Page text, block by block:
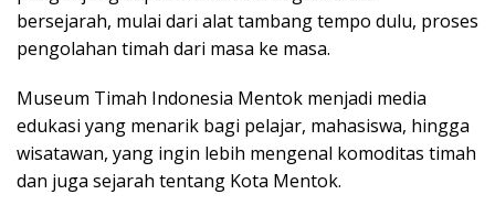
bersejarah, mulai dari alat tambang tempo dulu, proses
pengolahan timah dari masa ke masa.
Museum Timah Indonesia Mentok menjadi media
edukasi yang menarik bagi pelajar, mahasiswa, hingga
wisatawan, yang ingin lebih mengenal komoditas timah
dan juga sejarah tentang Kota Mentok.